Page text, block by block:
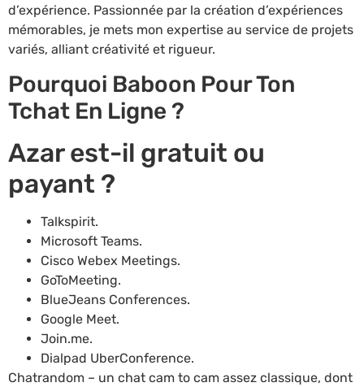
d’expérience. Passionnée par la création d’expériences
mémorables, je mets mon expertise au service de projets
variés, alliant créativité et rigueur.
Pourquoi Baboon Pour Ton
Tchat En Ligne ?
Azar est-il gratuit ou
payant ?
Talkspirit.
Microsoft Teams.
Cisco Webex Meetings.
GoToMeeting.
BlueJeans Conferences.
Google Meet.
Join.me.
Dialpad UberConference.
Chatrandom – un chat cam to cam assez classique, dont